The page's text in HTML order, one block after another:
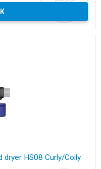
FREE
dryer HS08 Curly/Coily